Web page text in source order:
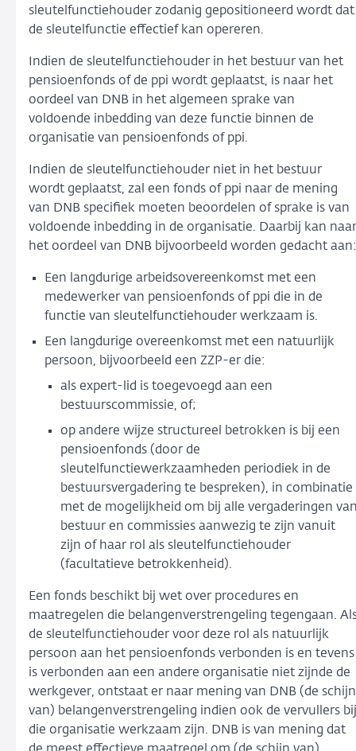
sleutelfunctiehouder zodanig gepositioneerd wordt dat
de sleutelfunctie effectief kan opereren.
Indien de sleutelfunctiehouder in het bestuur van het
pensioenfonds of de ppi wordt geplaatst, is naar het
oordeel van DNB in het algemeen sprake van
voldoende inbedding van deze functie binnen de
organisatie van pensioenfonds of ppi.
Indien de sleutelfunctiehouder niet in het bestuur
wordt geplaatst, zal een fonds of ppi naar de mening
van DNB specifiek moeten beoordelen of sprake is van
voldoende inbedding in de organisatie. Daarbij kan naar
het oordeel van DNB bijvoorbeeld worden gedacht aan:
Een langdurige arbeidsovereenkomst met een
medewerker van pensioenfonds of ppi die in de
functie van sleutelfunctiehouder werkzaam is.
Een langdurige overeenkomst met een natuurlijk
persoon, bijvoorbeeld een ZZP-er die:
als expert-lid is toegevoegd aan een
bestuurscommissie, of;
op andere wijze structureel betrokken is bij een
pensioenfonds (door de
sleutelfunctiewerkzaamheden periodiek in de
bestuursvergadering te bespreken), in combinatie
met de mogelijkheid om bij alle vergaderingen
bestuur en commissies aanwezig te zijn vanuit
zijn of haar rol als sleutelfunctiehouder
(facultatieve betrokkenheid).
Een fonds beschikt bij wet over procedures en
maatregelen die belangenverstrengeling tegengaan.
de sleutelfunctiehouder voor deze rol als natuurlijk
persoon aan het pensioenfonds verbonden is en tevens
is verbonden aan een andere organisatie niet zijnde de
werkgever, ontstaat er naar mening van DNB (de schijn
van) belangenverstrengeling indien ook de vervullers bij
die organisatie werkzaam zijn. DNB is van mening dat